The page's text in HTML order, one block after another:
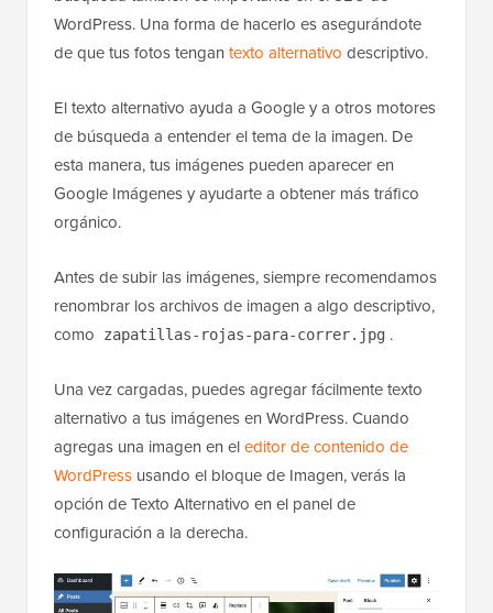
Optimizar tus imágenes para los motores de
búsqueda también es importante en el SEO de
de que tus fotos tengantexto alternativodescriptivo.
El texto alternativo ayuda a Google y a otros motores
de búsqueda a entender el tema de la imagen. De
esta manera, tus imágenes pueden aparecer en
orgánico.
Antes de subir las imágenes, siempre recomendamos
como zapatillas-rojas-para-correr.jpg .
Una vez cargadas, puedes agregar fácilmente texto
alternativo a tus imágenes en WordPress. Cuando
agregas una imagen en eleditor de contenido de
WordPressusando el bloque de Imagen, verás la
configuración a la derecha.